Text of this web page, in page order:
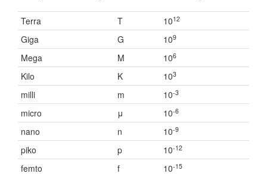
Terra T 1012
Giga G 109
Mega M 106
Kilo K 103
milli m 10-3
micro μ 10-6
nano n 10-9
piko p 10-12
femto f 10-15